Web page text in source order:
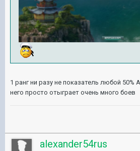
1 ранг ни разу не показатель любой 50%
него просто отыграет очень много боев
alexander54rus